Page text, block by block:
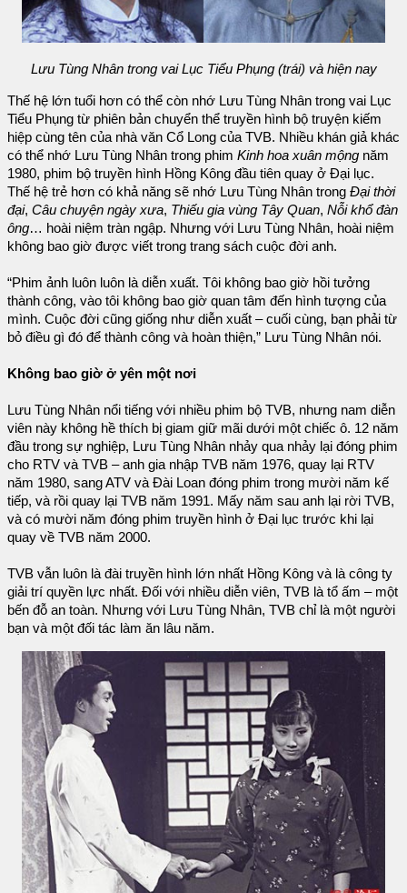
Lưu Tùng Nhân trong vai Lục Tiểu Phụng (trái) và hiện nay
Thế hệ lớn tuổi hơn có thể còn nhớ Lưu Tùng Nhân trong vai Lục
Tiểu Phụng từ phiên bản chuyển thể truyền hình bộ truyện kiếm
hiệp cùng tên của nhà văn Cổ Long của TVB. Nhiều khán giả khác
có thể nhớ Lưu Tùng Nhân trong phim Kinh hoa xuân mộng năm
1980, phim bộ truyền hình Hồng Kông đầu tiên quay ở Đại lục.
Thế hệ trẻ hơn có khả năng sẽ nhớ Lưu Tùng Nhân trong Đại thời
đại, Câu chuyện ngày xưa, Thiếu gia vùng Tây Quan, Nỗi khổ đàn
ông… hoài niệm tràn ngập. Nhưng với Lưu Tùng Nhân, hoài niệm
không bao giờ được viết trong trang sách cuộc đời anh.
“Phim ảnh luôn luôn là diễn xuất. Tôi không bao giờ hồi tưởng
thành công, vào tôi không bao giờ quan tâm đến hình tượng của
mình. Cuộc đời cũng giống như diễn xuất – cuối cùng, bạn phải từ
bỏ điều gì đó để thành công và hoàn thiện,” Lưu Tùng Nhân nói.
Không bao giờ ở yên một nơi
Lưu Tùng Nhân nổi tiếng với nhiều phim bộ TVB, nhưng nam diễn
viên này không hề thích bị giam giữ mãi dưới một chiếc ô. 12 năm
đầu trong sự nghiệp, Lưu Tùng Nhân nhảy qua nhảy lại đóng phim
cho RTV và TVB – anh gia nhập TVB năm 1976, quay lại RTV
năm 1980, sang ATV và Đài Loan đóng phim trong mười năm kế
tiếp, và rồi quay lại TVB năm 1991. Mấy năm sau anh lại rời TVB,
và có mười năm đóng phim truyền hình ở Đại lục trước khi lại
quay về TVB năm 2000.
TVB vẫn luôn là đài truyền hình lớn nhất Hồng Kông và là công ty
giải trí quyền lực nhất. Đối với nhiều diễn viên, TVB là tổ ấm – một
bến đỗ an toàn. Nhưng với Lưu Tùng Nhân, TVB chỉ là một người
bạn và một đối tác làm ăn lâu năm.